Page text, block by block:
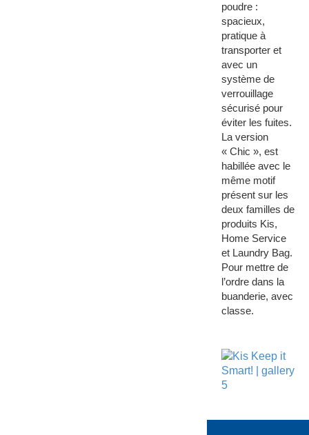
poudre :
spacieux,
pratique à
transporter et
avec un
système de
verrouillage
sécurisé pour
éviter les fuites.
La version
« Chic », est
habillée avec le
même motif
présent sur les
deux familles de
produits Kis,
Home Service
et Laundry Bag.
Pour mettre de
l’ordre dans la
buanderie, avec
classe.